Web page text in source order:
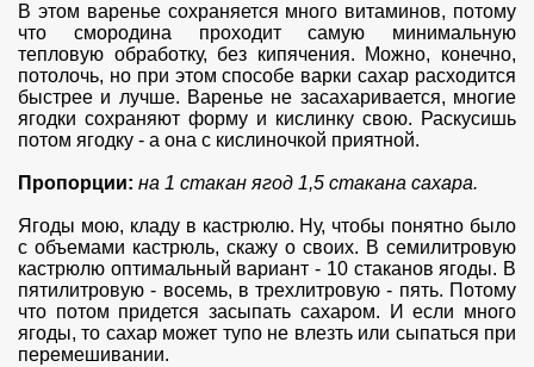
В этом варенье сохраняется много витаминов, потому
что смородина проходит самую минимальную
тепловую обработку, без кипячения. Можно, конечно,
потолочь, но при этом способе варки сахар расходится
быстрее и лучше. Варенье не засахаривается, многие
ягодки сохраняют форму и кислинку свою. Раскусишь
потом ягодку - а она с кислиночкой приятной.
Пропорции: на 1 стакан ягод 1,5 стакана сахара.
Ягоды мою, кладу в кастрюлю. Ну, чтобы понятно было
с объемами кастрюль, скажу о своих. В семилитровую
кастрюлю оптимальный вариант - 10 стаканов ягоды. В
пятилитровую - восемь, в трехлитровую - пять. Потому
что потом придется засыпать сахаром. И если много
ягоды, то сахар может тупо не влезть или сыпаться при
перемешивании.